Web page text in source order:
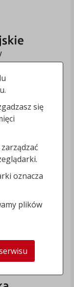
się
oznacza
plików